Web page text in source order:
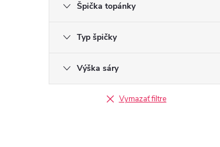
Špička topánky
Typ špičky
Výška sáry
Vymazať filtre